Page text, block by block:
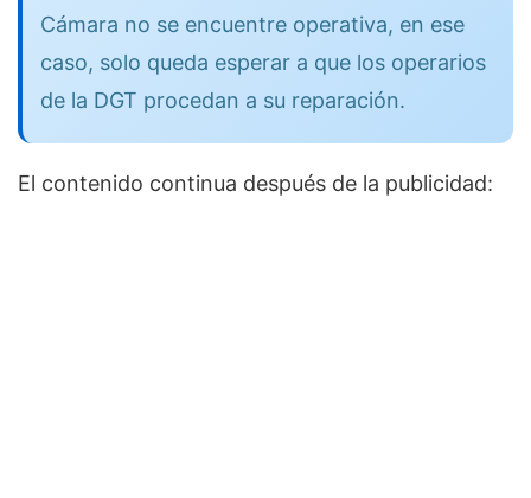
Cámara no se encuentre operativa, en ese
caso, solo queda esperar a que los operarios
de la DGT procedan a su reparación.
El contenido continua después de la publicidad: